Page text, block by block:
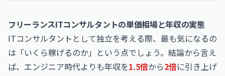
フリーランスITコンサルタントの単価相場と年収の実態
ITコンサルタントとして独立を考える際、最も気になるの
は「いくら稼げるのか」という点でしょう。結論から言え
ば、エンジニア時代よりも年収を1.5倍から2倍に引き上げ